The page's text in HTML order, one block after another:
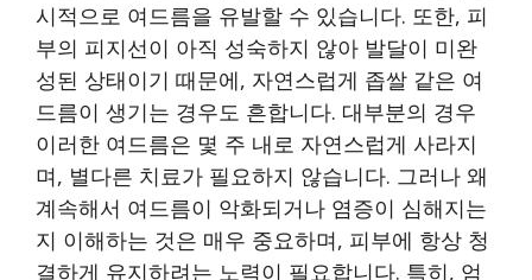
시적으로 여드름을 유발할 수 있습니다. 또한, 피
부의 피지선이 아직 성숙하지 않아 발달이 미완
성된 상태이기 때문에, 자연스럽게 좁쌀 같은 여
드름이 생기는 경우도 흔합니다. 대부분의 경우
이러한 여드름은 몇 주 내로 자연스럽게 사라지
며, 별다른 치료가 필요하지 않습니다. 그러나 왜
계속해서 여드름이 악화되거나 염증이 심해지는
지 이해하는 것은 매우 중요하며, 피부에 항상 청
결하게 유지하려는 노력이 필요합니다. 특히, 엄